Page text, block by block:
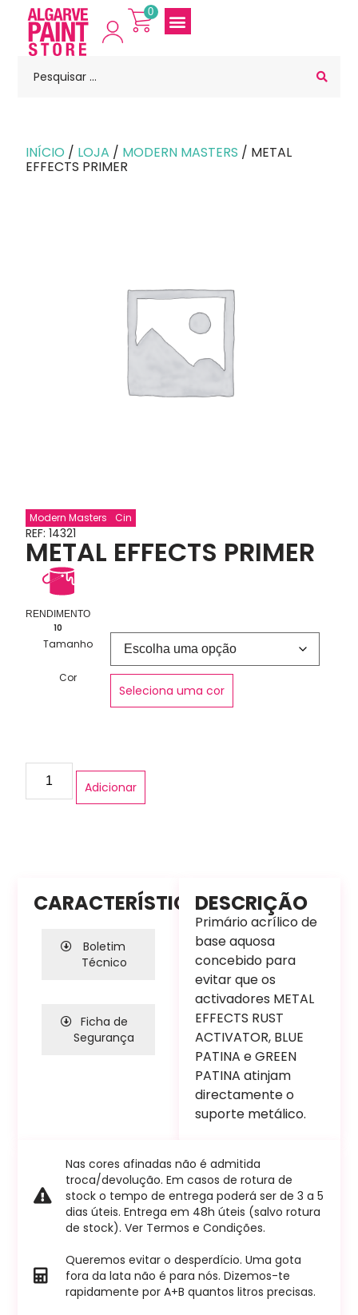
0
INÍCIO / LOJA / MODERN MASTERS / METAL
EFFECTS PRIMER
Modern Masters Cin
REF: 14321
METAL EFFECTS PRIMER
RENDIMENTO
10
Tamanho
Cor
Seleciona uma cor
Adicionar
CARACTERÍSTICAS
Boletim
Técnico
Ficha de
Segurança
DESCRIÇÃO
Primário acrílico de
base aquosa
concebido para
evitar que os
activadores METAL
EFFECTS RUST
ACTIVATOR, BLUE
PATINA e GREEN
PATINA atinjam
directamente o
suporte metálico.
Nas cores afinadas não é admitida
troca/devolução. Em casos de rotura de
stock o tempo de entrega poderá ser de 3 a 5
dias úteis. Entrega em 48h úteis (salvo rotura
de stock). Ver Termos e Condições.
Queremos evitar o desperdício. Uma gota
fora da lata não é para nós. Dizemos-te
rapidamente por A+B quantos litros precisas.